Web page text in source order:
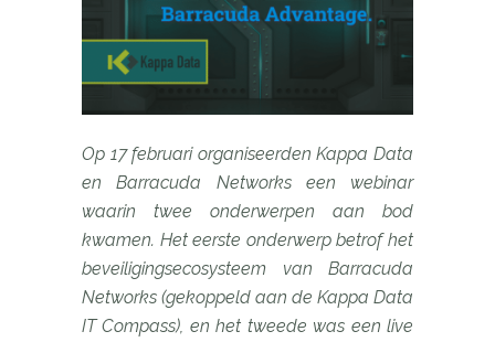
Op 17 februari organiseerden Kappa Data
en Barracuda Networks een webinar
waarin twee onderwerpen aan bod
kwamen. Het eerste onderwerp betrof het
beveiligingsecosysteem van Barracuda
Networks (gekoppeld aan de Kappa Data
IT Compass), en het tweede was een live